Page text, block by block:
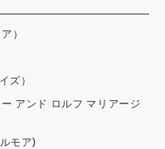
）
ズ）
アンド ロルフ マリアージ
モア)